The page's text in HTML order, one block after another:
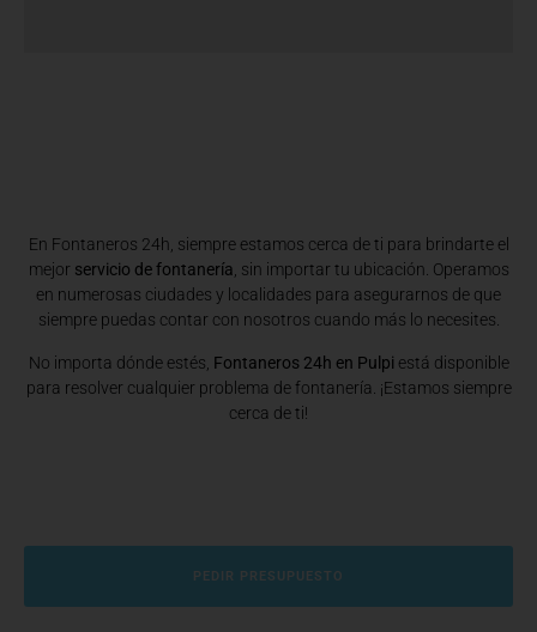
En Fontaneros 24h, siempre estamos cerca de ti para brindarte el
mejor servicio de fontanería, sin importar tu ubicación. Operamos
en numerosas ciudades y localidades para asegurarnos de que
siempre puedas contar con nosotros cuando más lo necesites.
No importa dónde estés, Fontaneros 24h en Pulpi está disponible
para resolver cualquier problema de fontanería. ¡Estamos siempre
cerca de ti!
PEDIR PRESUPUESTO